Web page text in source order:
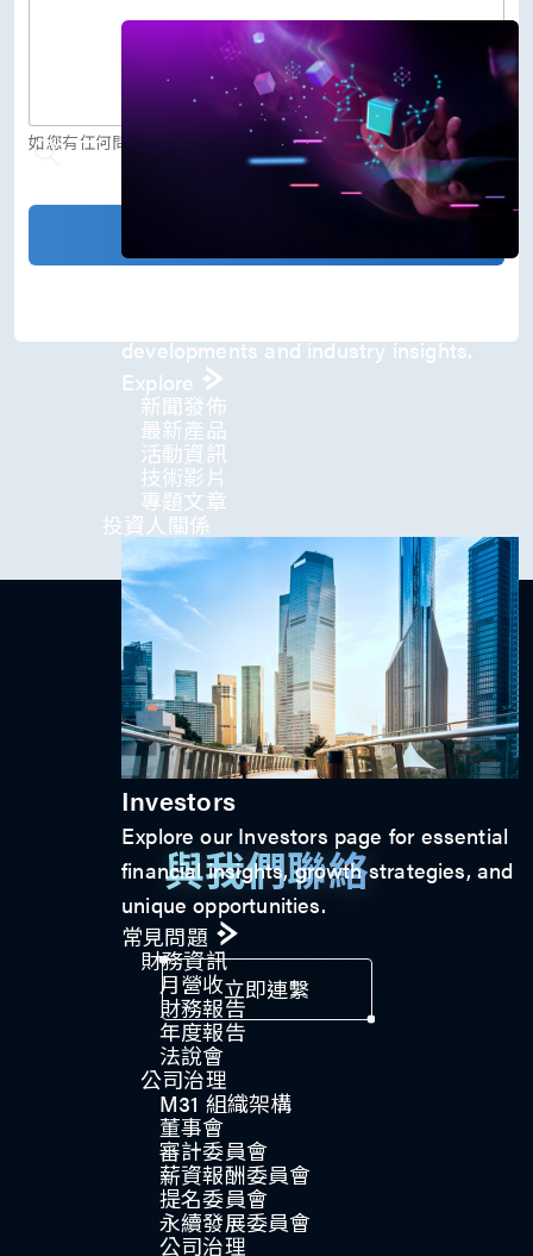
developments and industry insights.
Explore
新聞發佈
最新產品
活動資訊
技術影片​
專題文章
投資人關係
Investors
Explore our Investors page for essential
financial insights, growth strategies, and
unique opportunities.
常見問題
財務資訊
月營收
財務報告
年度報告
法說會
公司治理​
M31 組織架構
董事會
審計委員會
薪資報酬委員會
提名委員會
永續發展委員會
公司治理
c
o
)
如您有任何問題，歡迎留言給我們。
與我們聯絡
立即連繫